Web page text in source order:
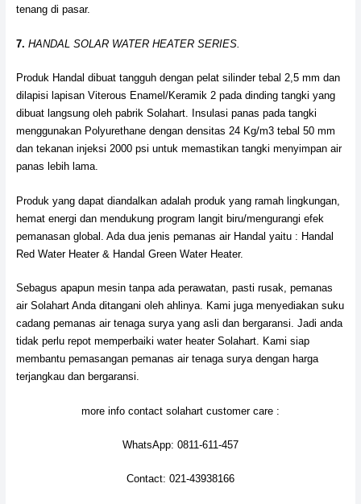
tenang di pasar.
7. HANDAL SOLAR WATER HEATER SERIES.
Produk Handal dibuat tangguh dengan pelat silinder tebal 2,5 mm dan
dilapisi lapisan Viterous Enamel/Keramik 2 pada dinding tangki yang
dibuat langsung oleh pabrik Solahart. Insulasi panas pada tangki
menggunakan Polyurethane dengan densitas 24 Kg/m3 tebal 50 mm
dan tekanan injeksi 2000 psi untuk memastikan tangki menyimpan air
panas lebih lama.
Produk yang dapat diandalkan adalah produk yang ramah lingkungan,
hemat energi dan mendukung program langit biru/mengurangi efek
pemanasan global. Ada dua jenis pemanas air Handal yaitu : Handal
Red Water Heater & Handal Green Water Heater.
Sebagus apapun mesin tanpa ada perawatan, pasti rusak, pemanas
air Solahart Anda ditangani oleh ahlinya. Kami juga menyediakan suku
cadang pemanas air tenaga surya yang asli dan bergaransi. Jadi anda
tidak perlu repot memperbaiki water heater Solahart. Kami siap
membantu pemasangan pemanas air tenaga surya dengan harga
terjangkau dan bergaransi.
more info contact solahart customer care :
WhatsApp: 0811-611-457
Contact: 021-43938166